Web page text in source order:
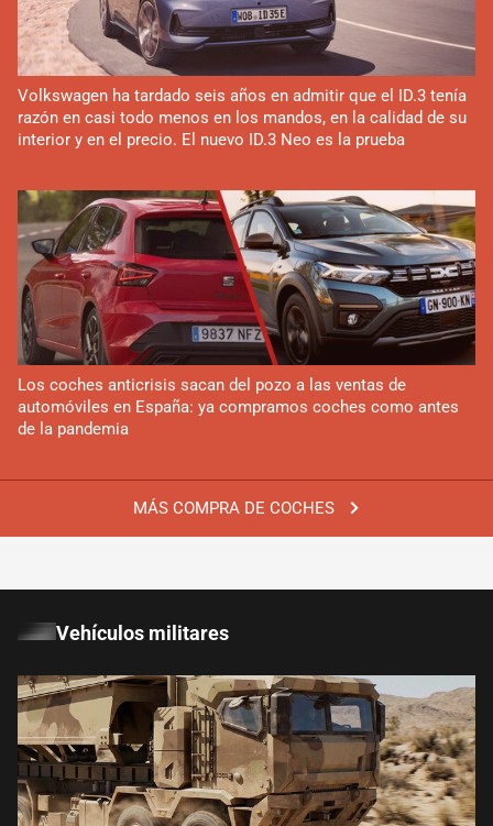
MÁS COMPRA DE COCHES
Volkswagen ha tardado seis años en admitir que el ID.3 tenía
razón en casi todo menos en los mandos, en la calidad de su
interior y en el precio. El nuevo ID.3 Neo es la prueba
Los coches anticrisis sacan del pozo a las ventas de
automóviles en España: ya compramos coches como antes
de la pandemia
Vehículos militares